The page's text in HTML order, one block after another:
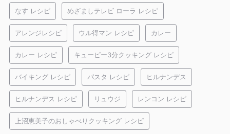
なす レシピ めざましテレビ ローラ レシピ
アレンジレシピ ウル得マン レシピ カレー
カレー レシピ キューピー3分クッキング レシピ
バイキング レシピ パスタ レシピ ヒルナンデス
ヒルナンデス レシピ リュウジ レンコン レシピ
上沼恵美子のおしゃべりクッキング レシピ